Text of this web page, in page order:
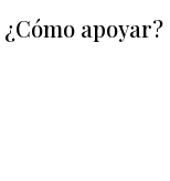
¿Cómo apoyar?